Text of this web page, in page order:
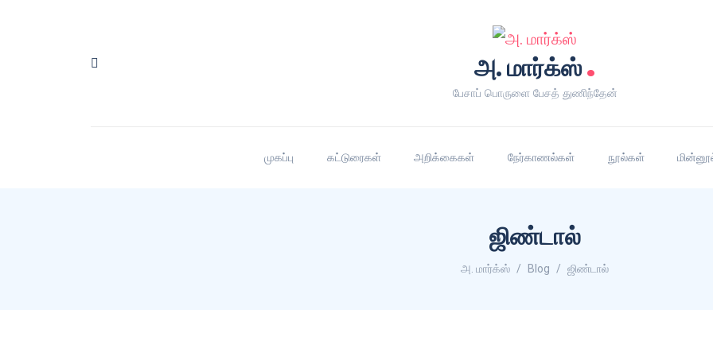
அ. மார்க்ஸ்.
பேசாப் பொருளை பேசத் துணிந்தேன்
முகப்பு கட்டுரைகள் அறிக்கைகள் நேர்காணல்கள் நூல்கள்
ஜிண்டால்
அ. மார்க்ஸ் Blog ஜிண்டால்